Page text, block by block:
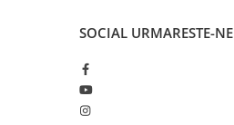
Instrumente de percutie
Instrumente si jucarii pentru copii
Instrumente traditionale
SOCIAL URMARESTE-